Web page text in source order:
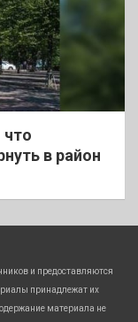
в район
и предоставляются
принадлежат их
материала не